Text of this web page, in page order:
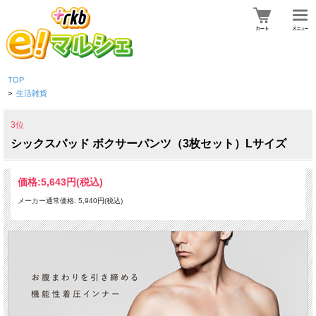
TOP
> 生活雑貨
3位
シックスパッド ボクサーパンツ（3枚セット）Lサイズ
価格:5,643円(税込)
メーカー通常価格: 5,940円(税込)